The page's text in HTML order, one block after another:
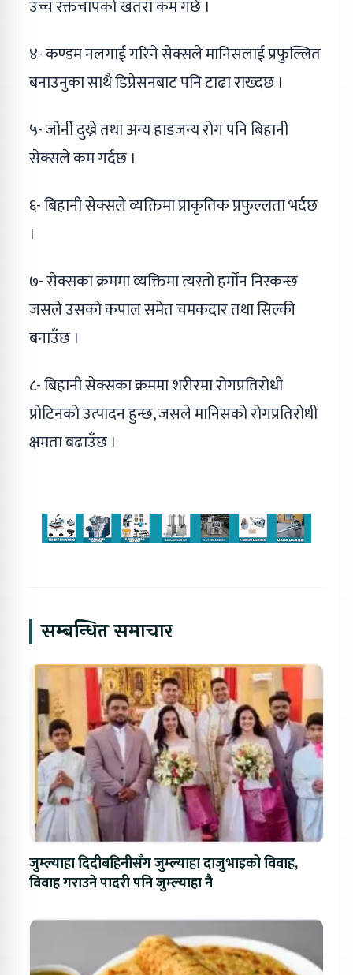
उच्च रक्तचापको खतरा कम गर्छ ।
४- कण्डम नलगाई गरिने सेक्सले मानिसलाई प्रफुल्लित
बनाउनुका साथै डिप्रेसनबाट पनि टाढा राख्दछ ।
५- जोर्नी दुख्ने तथा अन्य हाडजन्य रोग पनि बिहानी
सेक्सले कम गर्दछ ।
६- बिहानी सेक्सले व्यक्तिमा प्राकृतिक प्रफुल्लता भर्दछ
।
७- सेक्सका क्रममा व्यक्तिमा त्यस्तो हर्मोन निस्कन्छ
जसले उसको कपाल समेत चमकदार तथा सिल्की
बनाउँछ ।
८- बिहानी सेक्सका क्रममा शरीरमा रोगप्रतिरोधी
प्रोटिनको उत्पादन हुन्छ, जसले मानिसको रोगप्रतिरोधी
क्षमता बढाउँछ ।
सम्बन्धित समाचार
जुम्ल्याहा दिदीबहिनीसँग जुम्ल्याहा दाजुभाइको विवाह,
विवाह गराउने पादरी पनि जुम्ल्याहा नै